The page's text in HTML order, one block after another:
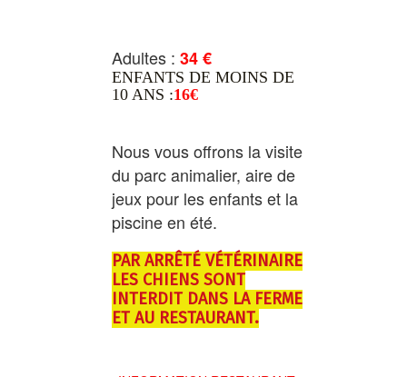
Adultes : 34 €
ENFANTS DE MOINS DE
10 ANS :16€
Nous vous offrons la visite
du parc animalier, aire de
jeux pour les enfants et la
piscine en été.
PAR ARRÊTÉ VÉTÉRINAIRE
LES CHIENS SONT
INTERDIT DANS LA FERME
ET AU RESTAURANT.